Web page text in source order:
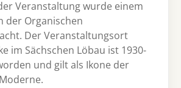
Veranstaltung wurde einem
der Organischen
Der Veranstaltungsort
im Sächschen Löbau ist 1930-
und gilt als Ikone der